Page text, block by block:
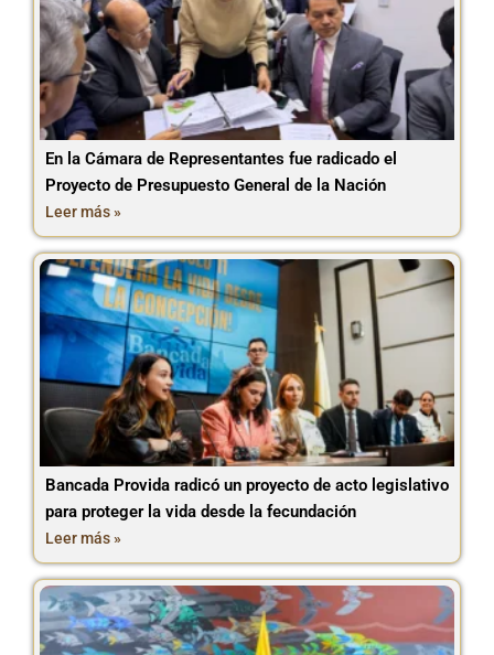
En la Cámara de Representantes fue radicado el
Proyecto de Presupuesto General de la Nación
Leer más »
Bancada Provida radicó un proyecto de acto legislativo
para proteger la vida desde la fecundación
Leer más »